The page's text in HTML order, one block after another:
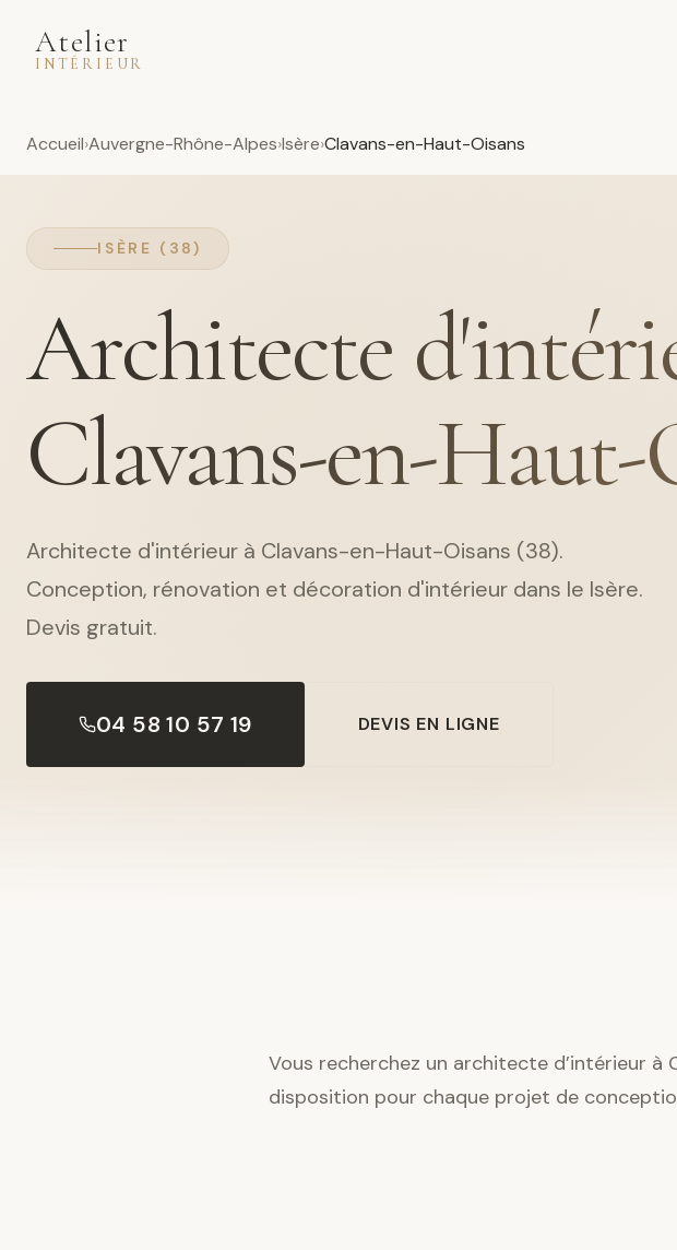
Atelier
INTÉRIEUR
Accueil Auvergne-Rhône-Alpes Isère Clavans-en-Haut-Oisans
ISÈRE (38)
Architecte
Clavans-en-Haut-
Architecte d'intérieur à Clavans-en-Haut-Oisans (38).
Conception, rénovation et décoration d'intérieur dans le Isère.
Devis gratuit.
04 58 10 57 19 DEVIS EN LIGNE
Vous recherchez un architecte d’intérieur
disposition pour chaque projet de